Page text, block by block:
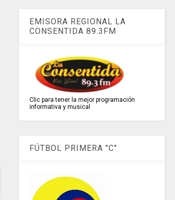
EMISORA REGIONAL LA
CONSENTIDA 89.3FM
Clic para tener la mejor programación
informativa y musical
FÚTBOL PRIMERA "C"